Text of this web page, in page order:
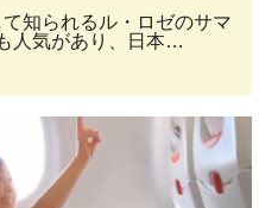
知られるル・ロゼのサマ
人気があり、日本…